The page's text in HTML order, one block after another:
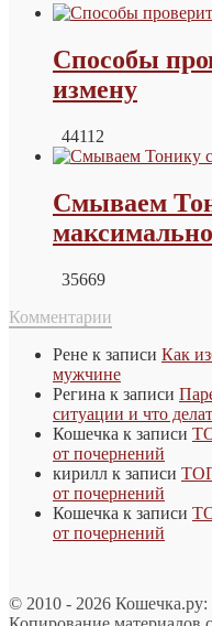
Способы
измену
44112
Смываем
35669
Комментарии
Рене к записи Как
мужчине
Регина к записи
ситуации и что
Кошечка к записи
от почернений
кирилл к записи
от почернений
Кошечка к записи
от почернений
© 2010 - 2026